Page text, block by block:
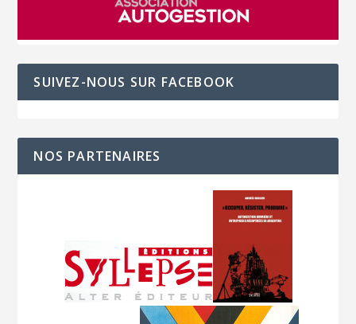
SUIVEZ-NOUS SUR FACEBOOK
NOS PARTENAIRES